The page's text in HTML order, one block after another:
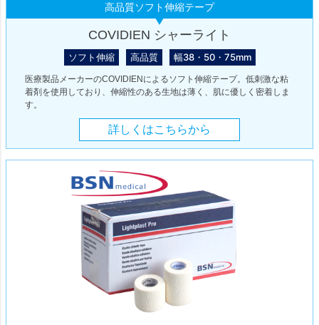
高品質ソフト伸縮テープ
COVIDIEN シャーライト
ソフト伸縮 高品質 幅38・50・75mm
医療製品メーカーのCOVIDIENによるソフト伸縮テープ。低刺激な粘
着剤を使用しており、伸縮性のある生地は薄く、肌に優しく密着しま
す。
詳しくはこちらから